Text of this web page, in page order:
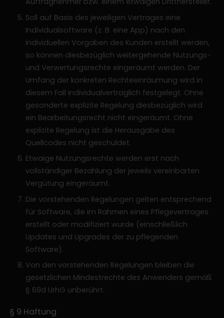
Soll auf Basis des jeweiligen Vertrages eine
Individualsoftware (z. B. eine App) nach den
individuellen Vorgaben des Kunden erstellt werden,
so können diesbezüglich weitergehende Nutzungs-
und Verwertungsrechte eingeräumt werden. Der
Umfang der konkreten Rechteeinräumung wird in
diesem Fall individualvertraglich festgelegt. Ohne
gesonderte explizite Regelung diesbezüglich wird
ein Bearbeitungsrecht nicht eingeräumt. Ohne
explizite Regelung ist die Herausgabe des
Quellcodes nicht geschuldet.
Etwaige Nutzungsrechte werden erst nach
vollständiger Bezahlung der jeweils vereinbarten
Vergütung eingeräumt.
Die vorstehenden Regelungen gelten entsprechend
für Software, die im Rahmen eines Pflegevertrages
erstellt oder modifiziert wurde (einschließlich
Updates und Upgrades der zu pflegenden
Software).
Von den vorstehenden Regelungen bleiben die
gesetzlichen Mindestrechte des Anwenders gemäß
§ 69d UrhG unberührt.
§ 9 Haftung